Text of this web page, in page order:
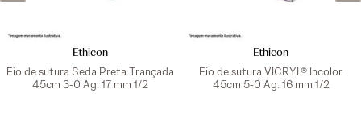
Ethicon
Fio de sutura Seda Preta Trançada
45cm 3-0 Ag. 17 mm 1/2
Ethicon
Fio de sutura VICRYL® Incolor
45cm 5-0 Ag. 16 mm 1/2